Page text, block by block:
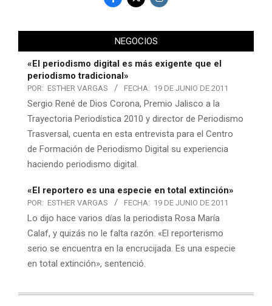
NEGOCIOS
«El periodismo digital es más exigente que el
periodismo tradicional»
POR: ESTHER VARGAS FECHA: 19 DE JUNIO DE 2011
Sergio René de Dios Corona, Premio Jalisco a la
Trayectoria Periodística 2010 y director de Periodismo
Trasversal, cuenta en esta entrevista para el Centro
de Formación de Periodismo Digital su experiencia
haciendo periodismo digital.
«El reportero es una especie en total extinción»
POR: ESTHER VARGAS FECHA: 19 DE JUNIO DE 2011
Lo dijo hace varios días la periodista Rosa María
Calaf, y quizás no le falta razón. «El reporterismo
serio se encuentra en la encrucijada. Es una especie
en total extinción», sentenció.